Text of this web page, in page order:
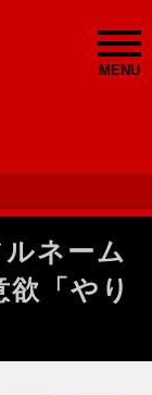
MENU
ネーム
「やり